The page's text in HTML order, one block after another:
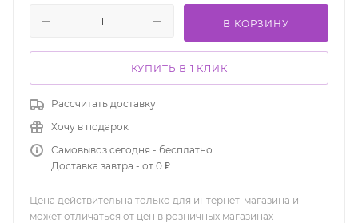
В КОРЗИНУ
КУПИТЬ В 1 КЛИК
Рассчитать доставку
Хочу в подарок
Самовывоз сегодня - бесплатно
Доставка завтра - от 0 ₽
Цена действительна только для интернет-магазина и
может отличаться от цен в розничных магазинах